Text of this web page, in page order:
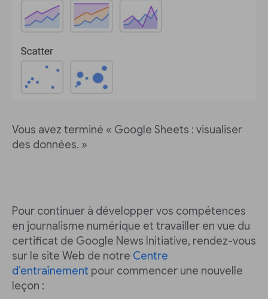
Vous avez terminé « Google Sheets : visualiser
des données. »
Pour continuer à développer vos compétences
en journalisme numérique et travailler en vue du
certificat de Google News Initiative, rendez-vous
sur le site Web de notre Centre
d’entraînement pour commencer une nouvelle
leçon :